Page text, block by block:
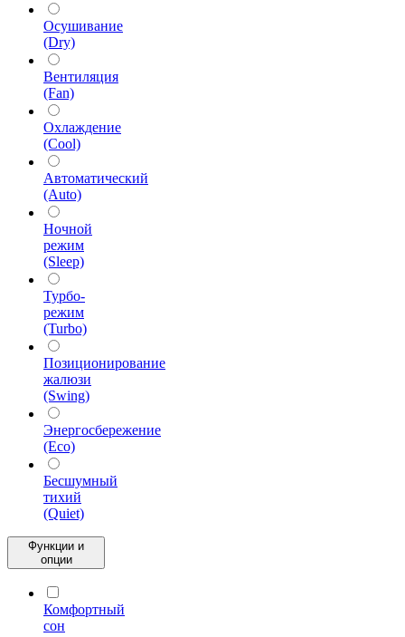
Осушивание
(Dry)
Вентиляция
(Fan)
Охлаждение
(Cool)
Автоматический
(Auto)
Ночной
режим
(Sleep)
Турбо-
режим
(Turbo)
Позиционирование
жалюзи
(Swing)
Энергосбережение
(Eco)
Бесшумный
тихий
(Quiet)
Функции и
опции
Комфортный
сон